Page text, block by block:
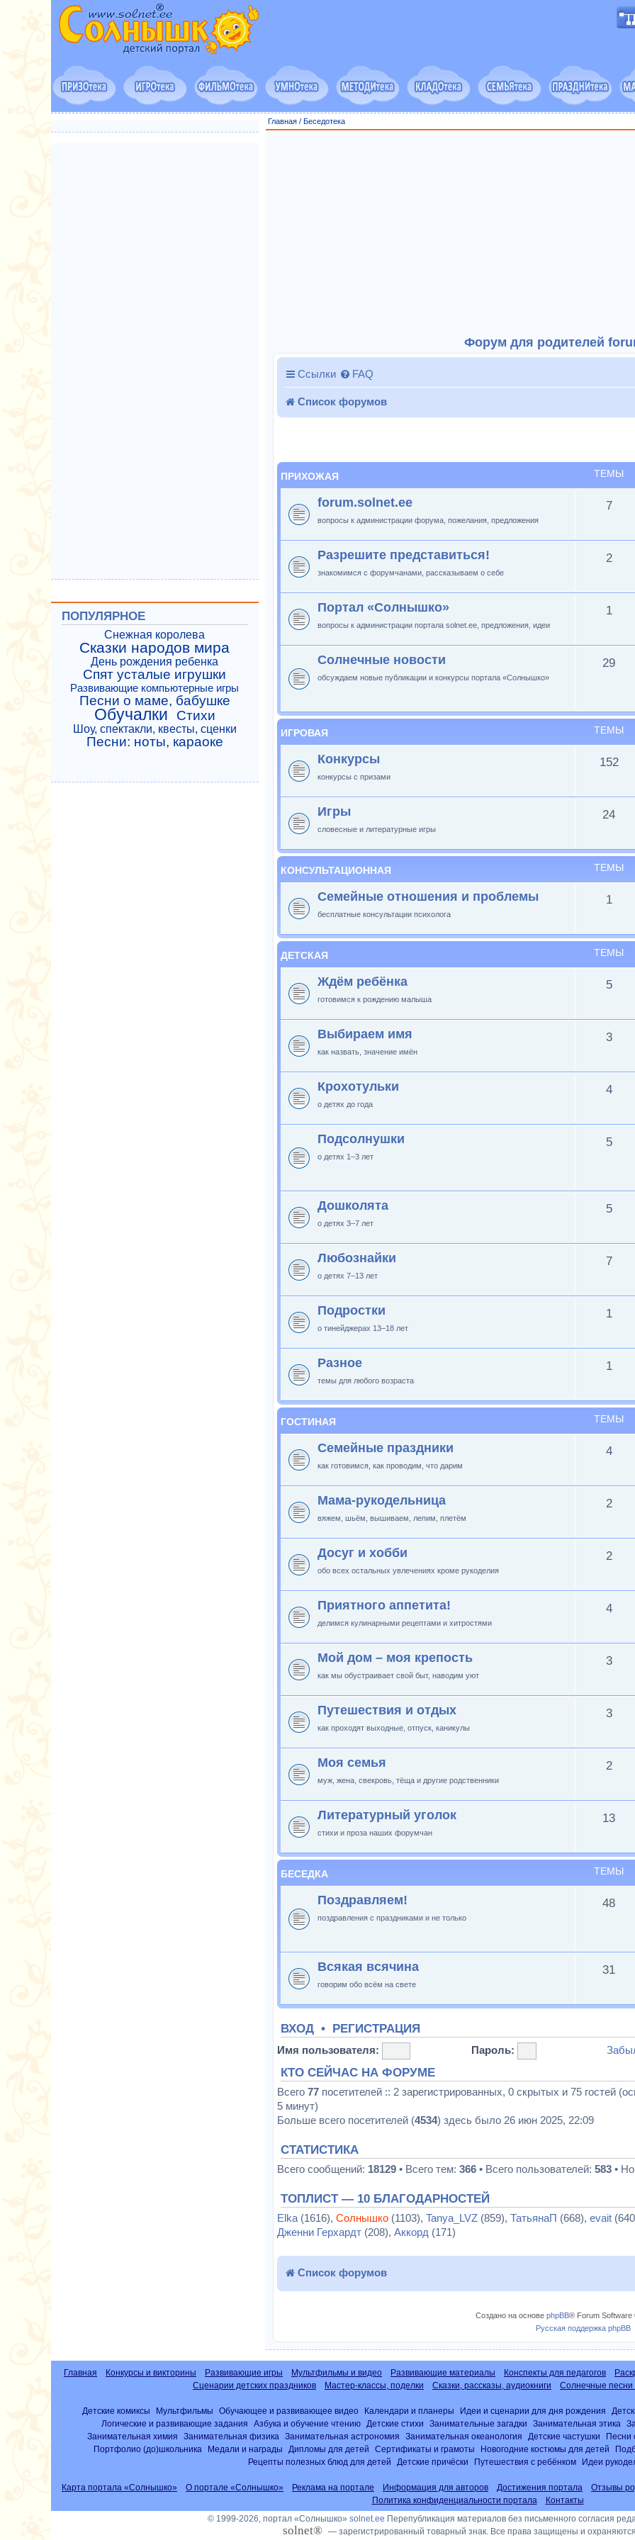
Главная/ Беседотека
Форум для родителей
Ссылки FAQ
Список форумов
ПРИХОЖАЯ ТЕМЫ
forum.solnet.ee
вопросы к администрации форума, пожелания, предложения
7
Разрешите представиться!
знакомимся с форумчанами, рассказываем о себе
2
Портал «Солнышко»
вопросы к администрации портала solnet.ee, предложения, идеи
1
Солнечные новости
обсуждаем новые публикации и конкурсы портала «Солнышко»
29
ИГРОВАЯ ТЕМЫ
Конкурсы
конкурсы с призами
152
Игры
словесные и литературные игры
24
КОНСУЛЬТАЦИОННАЯ ТЕМЫ
Семейные отношения и проблемы
бесплатные консультации психолога
1
ДЕТСКАЯ ТЕМЫ
Ждём ребёнка
готовимся к рождению малыша
5
Выбираем имя
как назвать, значение имён
3
Крохотульки
о детях до года
4
Подсолнушки
о детях 1–3 лет
5
Дошколята
о детях 3–7 лет
5
Любознайки
о детях 7–13 лет
7
Подростки
о тинейджерах 13–18 лет
1
Разное
темы для любого возраста
1
ГОСТИНАЯ ТЕМЫ
Семейные праздники
как готовимся, как проводим, что дарим
4
Мама-рукодельница
вяжем, шьём, вышиваем, лепим, плетём
2
Досуг и хобби
обо всех остальных увлечениях кроме рукоделия
2
Приятного аппетита!
делимся кулинарными рецептами и хитростями
4
Мой дом – моя крепость
как мы обустраивает свой быт, наводим уют
3
Путешествия и отдых
как проходят выходные, отпуск, каникулы
3
Моя семья
муж, жена, свекровь, тёща и другие родственники
2
Литературный уголок
стихи и проза наших форумчан
13
БЕСЕДКА ТЕМЫ
Поздравляем!
поздравления с праздниками и не только
48
Всякая всячина
говорим обо всём на свете
31
ВХОД• РЕГИСТРАЦИЯ
Имя пользователя: Пароль:
КТО СЕЙЧАС НА ФОРУМЕ
Всего 77посетителей :: 2 зарегистрированных, 0 скрытых и 75 гостей
5 минут)
Больше всего посетителей (4534) здесь было 26 июн 2025, 22:09
СТАТИСТИКА
Всего сообщений: 18129• Всего тем: 366• Всего пользователей: 583•
ТОПЛИСТ — 10 БЛАГОДАРНОСТЕЙ
Elka(1616), Солнышко(1103), Tanya_LVZ(859), ТатьянаП (668), evait
Дженни Герхардт(208), Аккорд (171)
Список форумов
Создано на основеphpBB® Forum Software
Русская поддержка phpBB
ПОПУЛЯРНОЕ
Снежная королева
Сказки народов мира
День рождения ребенка
Спят усталые игрушки
Развивающие компьютерные игры
Песни о маме, бабушке
Обучалки Стихи
Шоу, спектакли, квесты, сценки
Песни: ноты, караоке
Главная Конкурсы и викторины Развивающие игры Мультфильмы и видео Развивающие материалы Конспекты для педагогов
Сценарии детских праздников
Мастер-классы, поделки Сказки, рассказы, аудиокниги Солнечные песни
Детские комиксы Мультфильмы Обучающее и развивающее видео Календари и планеры Идеи и сценарии для дня рождения
Логические и развивающие задания
Азбука и обучение чтению Детские стихи Занимательные загадки Занимательная этика
Занимательная химия
Занимательная физика Занимательная астрономия Занимательная океанология Детские частушки Песни
Портфолио (до)школьника
Медали и награды Дипломы для детей Сертификаты и грамоты Новогодние костюмы для детей
Рецепты полезных блюд для детей
Детские причёски Путешествия с ребёнком Идеи
Карта портала «Солнышко» О портале «Солнышко» Реклама на портале Информация для авторов Достижения портала Отзывы
Политика конфиденциальности портала
Контакты
© 1999-2026, портал «Солнышко» solnet.ee Перепубликация материалов без письменного согласия
solnet® — зарегистрированный товарный знак. Все права защищены и